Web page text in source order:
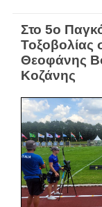
Στο 5ο
Τοξοβολίας
Θεοφάνης
Κοζάνης